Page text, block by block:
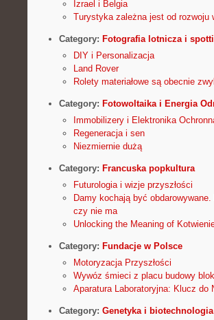
Izrael i Belgia
Turystyka zależna jest od rozwoju
Category: Fotografia lotnicza i
DIY i Personalizacja
Land Rover
Rolety materiałowe są obecnie
Category: Fotowoltaika i Energia
Immobilizery i Elektronika
Regeneracja i sen
Niezmiernie dużą
Category: Francuska popkultura
Futurologia i wizje przyszłości
Damy kochają być
czy nie ma
Unlocking the Meaning of
Category: Fundacje w Polsce
Motoryzacja Przyszłości
Wywóz śmieci z placu budowy
Aparatura Laboratoryjna: Klucz do
Category: Genetyka i biotechnologia